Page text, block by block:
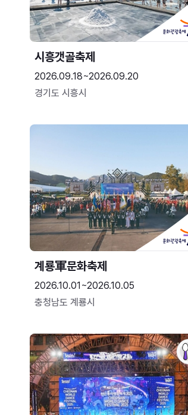
시흥갯골축제
2026.09.18~2026.09.20
경기도 시흥시
2026.10.01~2026.10.05
충청남도 계룡시